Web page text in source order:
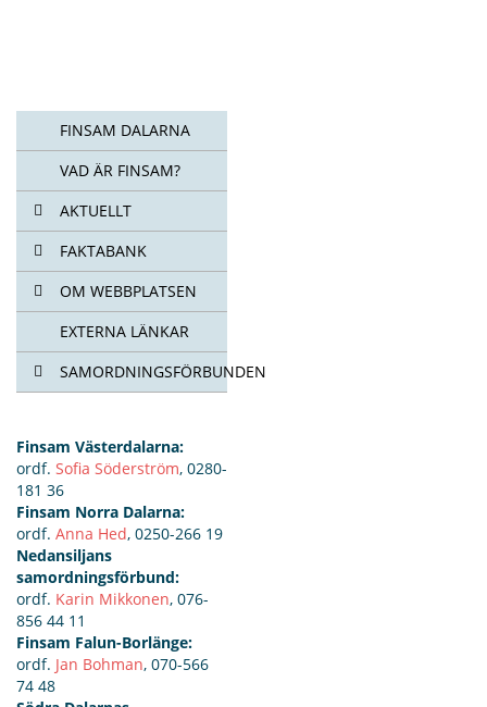
FINSAM DALARNA
VAD ÄR FINSAM?
AKTUELLT
FAKTABANK
OM WEBBPLATSEN
EXTERNA LÄNKAR
SAMORDNINGSFÖRBUNDEN
Finsam Västerdalarna:
ordf. Sofia Söderström, 0280-
181 36
Finsam Norra Dalarna:
ordf. Anna Hed, 0250-266 19
Nedansiljans
samordningsförbund:
ordf. Karin Mikkonen, 076-
856 44 11
Finsam Falun-Borlänge:
ordf. Jan Bohman, 070-566
74 48